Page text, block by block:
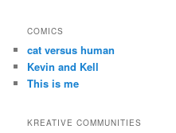
COMICS
cat versus human
Kevin and Kell
This is me
KREATIVE COMMUNITIES